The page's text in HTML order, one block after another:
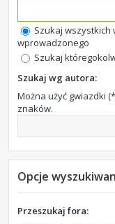
Szukaj wszystkich
wprowadzonego
Szukaj
Szukaj wg autora:
Można użyć gwiazdki
znaków.
Opcje
Przeszukaj fora: